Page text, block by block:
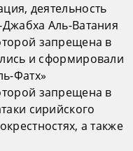
деятельность
Аль-Ватания
запрещена в
и сформировали
Фатх»
запрещена в
сирийского
а также